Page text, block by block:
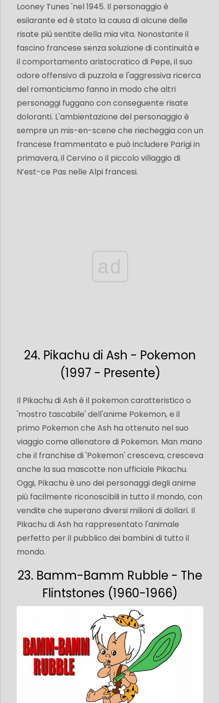
Looney Tunes 'nel 1945. Il personaggio è
esilarante ed è stato la causa di alcune delle
risate più sentite della mia vita. Nonostante il
fascino francese senza soluzione di continuità e
il comportamento aristocratico di Pepe, il suo
odore offensivo di puzzola e l'aggressiva ricerca
del romanticismo fanno in modo che altri
personaggi fuggano con conseguente risate
doloranti. L'ambientazione del personaggio è
sempre un mis-en-scene che riecheggia con un
francese frammentato e può includere Parigi in
primavera, il Cervino o il piccolo villaggio di
N’est-ce Pas nelle Alpi francesi.
ad
24. Pikachu di Ash - Pokemon
(1997 - Presente)
Il Pikachu di Ash è il pokemon caratteristico o
'mostro tascabile' dell'anime Pokemon, e il
primo Pokemon che Ash ha ottenuto nel suo
viaggio come allenatore di Pokemon. Man mano
che il franchise di 'Pokemon' cresceva, cresceva
anche la sua mascotte non ufficiale Pikachu.
Oggi, Pikachu è uno dei personaggi degli anime
più facilmente riconoscibili in tutto il mondo, con
vendite che superano diversi milioni di dollari. Il
Pikachu di Ash ha rappresentato l'animale
perfetto per il pubblico dei bambini di tutto il
mondo.
23. Bamm-Bamm Rubble - The
Flintstones (1960-1966)